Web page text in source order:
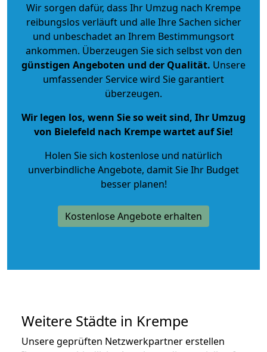
Wir sorgen dafür, dass Ihr Umzug nach Krempe
reibungslos verläuft und alle Ihre Sachen sicher
und unbeschadet an Ihrem Bestimmungsort
ankommen. Überzeugen Sie sich selbst von den
günstigen Angeboten und der Qualität. Unsere
umfassender Service wird Sie garantiert
überzeugen.
Wir legen los, wenn Sie so weit sind, Ihr Umzug
von Bielefeld nach Krempe wartet auf Sie!
Holen Sie sich kostenlose und natürlich
unverbindliche Angebote, damit Sie Ihr Budget
besser planen!
Kostenlose Angebote erhalten
Weitere Städte in Krempe
Unsere geprüften Netzwerkpartner erstellen